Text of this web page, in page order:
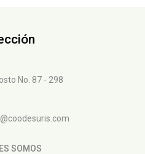
No. 87 - 298
SOMOS